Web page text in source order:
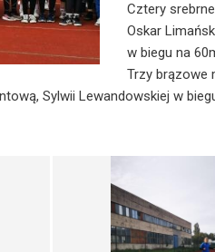
Cztery
Oskar
w biegu na
Trzy brązowe
Sylwii Lewandowskiej w